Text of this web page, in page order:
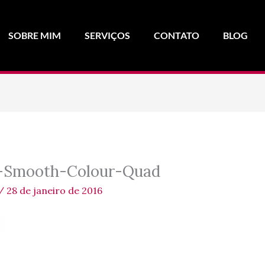
SOBRE MIM SERVIÇOS CONTATO BLOG
Colour-Quad
/ 28 de janeiro de 2016